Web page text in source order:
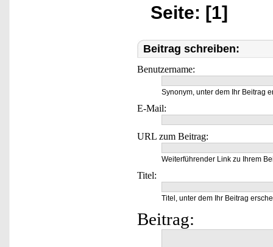
Seite: [1]
Beitrag schreiben:
Benutzername:
Synonym, unter dem Ihr Beitrag
E-Mail:
URL zum Beitrag:
Weiterführender Link zu Ihrem
Titel:
Titel, unter dem Ihr Beitrag
Beitrag: